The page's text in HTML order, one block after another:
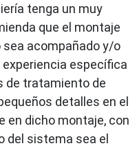
tenga un muy
que el montaje
acompañado y/o
específica
de tratamiento de
detalles en el
en dicho montaje, con
del sistema sea el